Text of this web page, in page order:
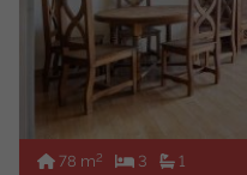
78 m2 3 1